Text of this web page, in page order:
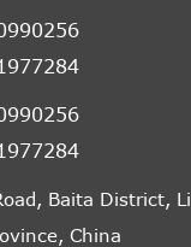
Baita District,
China